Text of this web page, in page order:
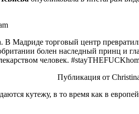
В Мадриде торговый центр
болен наследный принц и
человек.
Публикация от
кутежу, в то время как в